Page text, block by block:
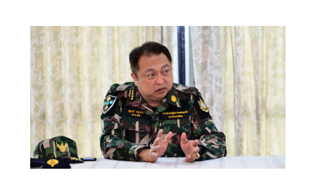
ตนได้ติดตามสถานการณ์ดังกล่าวอย่างใกล้ชิด พร้อมแสดงความ
ห่วงใยต่อเจ้าหน้าที่ผู้ปฏิบัติงานในพื้นที่ และได้กำชับให้หน่วย
งานยกระดับมาตรการความปลอดภัยขั้นสูงสุดในการปฏิบัติ
ภารกิจเพื่อความปลอดภัยของผู้ปฏิบัติงาน